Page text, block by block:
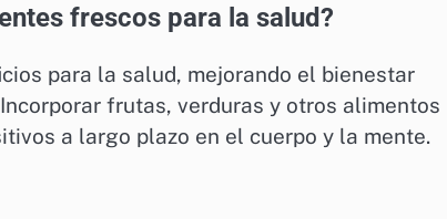
frescos para la salud?
para la salud, mejorando el bienestar
frutas, verduras y otros alimentos
a largo plazo en el cuerpo y la mente.